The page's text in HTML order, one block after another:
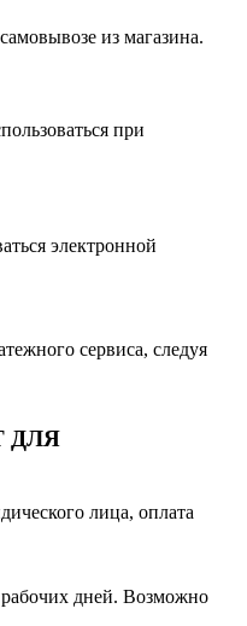
из магазина.
при
электронной
сервиса, следуя
ДЛЯ
лица, оплата
дней. Возможно